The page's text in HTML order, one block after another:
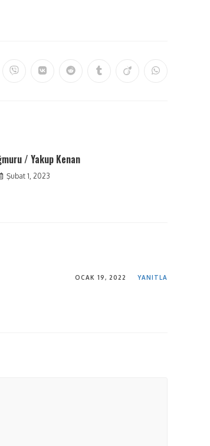
/ Yakup Kenan
Şubat 1, 2023
OCAK 19, 2022 YANITLA